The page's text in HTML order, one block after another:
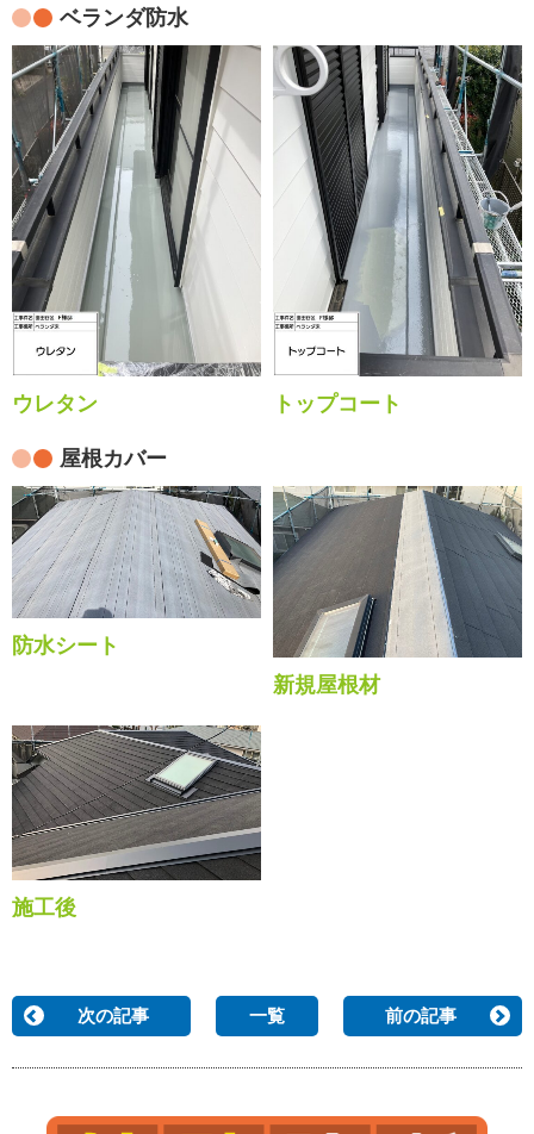
ベランダ防水
ウレタン トップコート
屋根カバー
防水シート
新規屋根材
施工後
次の記事 一覧 前の記事